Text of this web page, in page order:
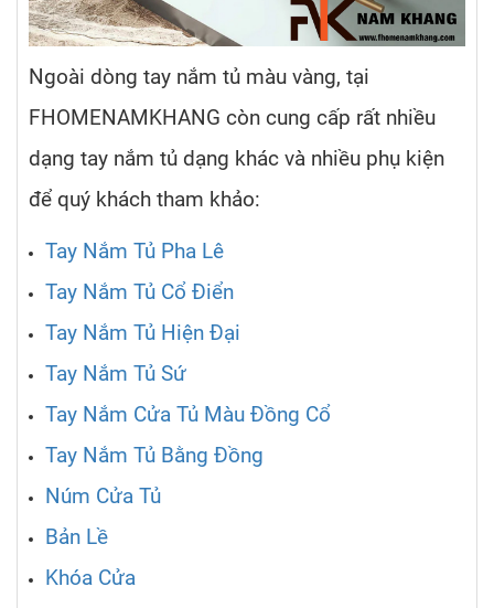
Ngoài dòng tay nắm tủ màu vàng, tại
FHOMENAMKHANG còn cung cấp rất nhiều
dạng tay nắm tủ dạng khác và nhiều phụ kiện
để quý khách tham khảo:
Tay Nắm Tủ Pha Lê
Tay Nắm Tủ Cổ Điển
Tay Nắm Tủ Hiện Đại
Tay Nắm Tủ Sứ
Tay Nắm Cửa Tủ Màu Đồng Cổ
Tay Nắm Tủ Bằng Đồng
Núm Cửa Tủ
Bản Lề
Khóa Cửa